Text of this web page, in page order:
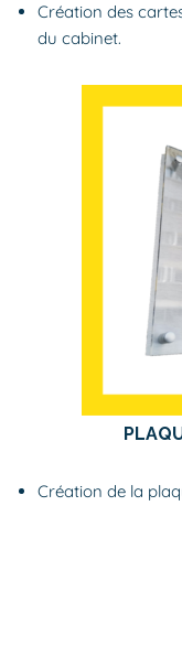
Création des
du cabinet.
Création de la